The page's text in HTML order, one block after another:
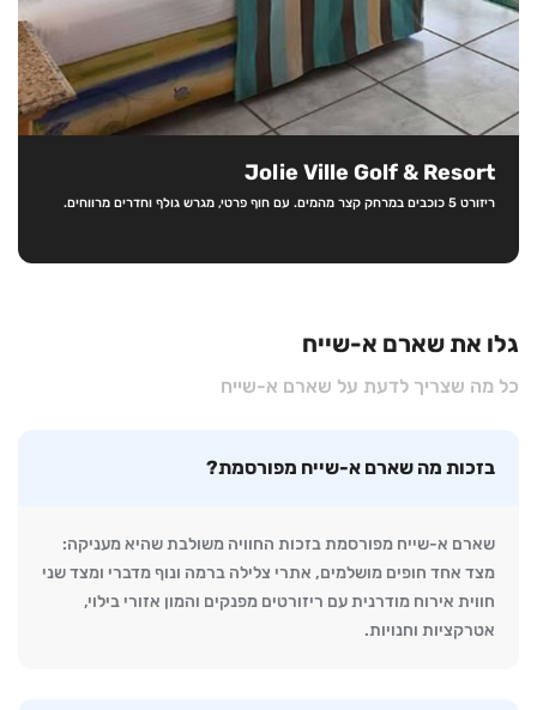
Jolie Ville Golf & Resort
ריזורט 5 כוכבים במרחק קצר מהמים. עם חוף פרטי, מגרש גולף וחדרים מרווחים.
גלו את שארם א-שייח
כל מה שצריך לדעת על שארם א-שייח
בזכות מה שארם א-שייח מפורסמת?
שארם א-שייח מפורסמת בזכות החוויה משולבת שהיא מעניקה:
מצד אחד חופים מושלמים, אתרי צלילה ברמה ונוף מדברי ומצד שני
חווית אירוח מודרנית עם ריזורטים מפנקים והמון אזורי בילוי,
אטרקציות וחנויות.